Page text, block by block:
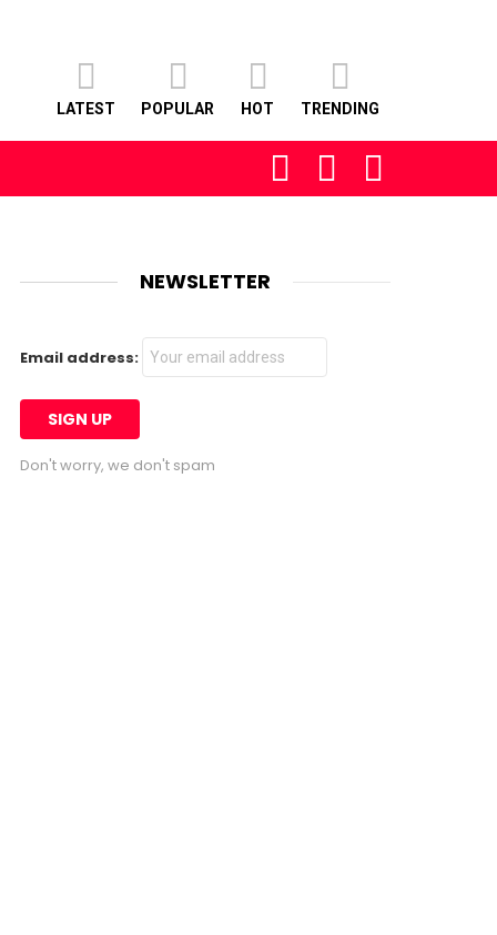
LATEST POPULAR HOT TRENDING
FOLLOW SEARCH
NEWSLETTER
Email address:
Don't worry, we don't spam